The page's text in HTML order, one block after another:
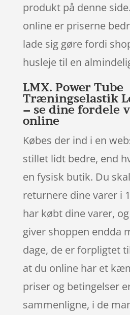
produkt på denne
online er priserne
lade sig gøre fordi
husleje til en
LMX. Power Tube
Træningselastik
– se dine fordele
online
Købes der ind i en
stillet lidt bedre, end
en fysisk butik. Du
returnere dine varer i
har købt dine varer,
giver shoppen endda
dage, de er forpligtet
at du online har et
priser og betingelser
sammenligne, i de